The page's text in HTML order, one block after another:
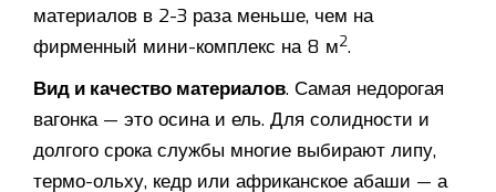
материалов в 2-3 раза меньше, чем на
фирменный мини-комплекс на 8 м2.
Вид и качество материалов. Самая недорогая
вагонка — это осина и ель. Для солидности и
долгого срока службы многие выбирают липу,
термо-ольху, кедр или африканское абаши — а